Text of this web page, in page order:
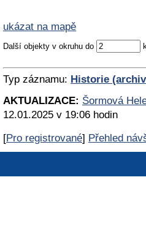
ukázat na mapě
Další objekty v okruhu do
Typ záznamu: Historie
AKTUALIZACE: Šormová
12.01.2025 v 19:06 hodin
[Pro registrované] Přehled